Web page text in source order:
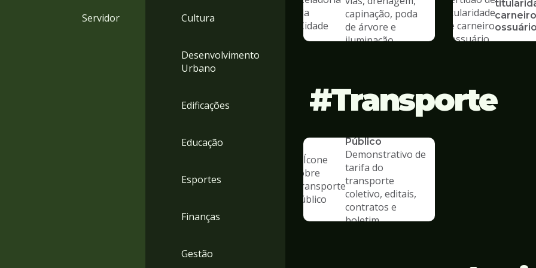
Servidor Cultura
Desenvolvimento
Urbano
Edificações
Educação
Esportes
Finanças
Gestão
capinação, poda
de árvore e
iluminação
ossuário
Transporte
Público
Demonstrativo de
tarifa do
transporte
coletivo, editais,
contratos e
boletim